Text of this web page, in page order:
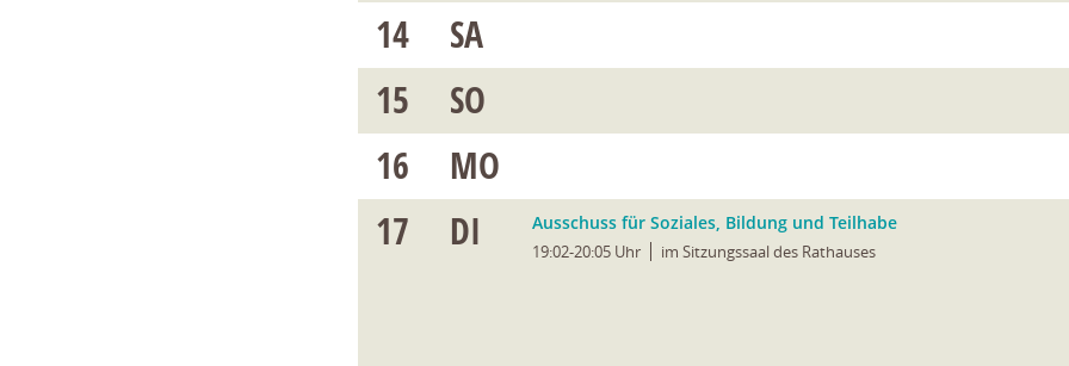
14
SA
15
SO
16
MO
17
DI Ausschuss für Soziales, Bildung und Teilhabe
19:02-20:05 Uhr im Sitzungssaal des Rathauses